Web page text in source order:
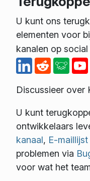
U kunt ons
elementen voor
kanalen op social
Discussieer over
U kunt
ontwikkelaars
kanaal, E-
problemen via
voor wat het